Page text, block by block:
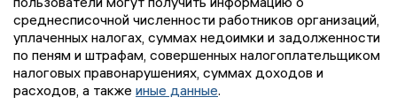
среднесписочной численности работников организаций,
уплаченных налогах, суммах недоимки и задолженности
по пеням и штрафам, совершенных налогоплательщиком
налоговых правонарушениях, суммах доходов и
расходов, а также иные данные.